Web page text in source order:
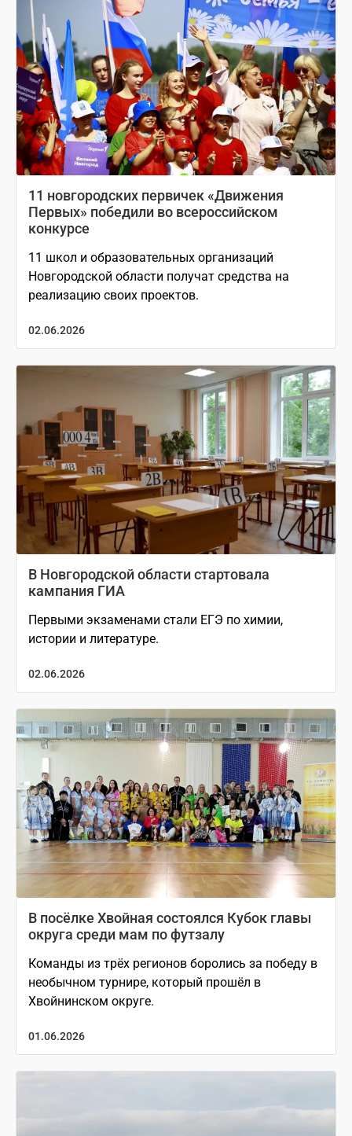
11 новгородских первичек «Движения
Первых» победили во всероссийском
конкурсе
11 школ и образовательных организаций
Новгородской области получат средства на
реализацию своих проектов.
02.06.2026
В Новгородской области стартовала
кампания ГИА
Первыми экзаменами стали ЕГЭ по химии,
истории и литературе.
02.06.2026
В посёлке Хвойная состоялся Кубок главы
округа среди мам по футзалу
Команды из трёх регионов боролись за победу в
необычном турнире, который прошёл в
Хвойнинском округе.
01.06.2026